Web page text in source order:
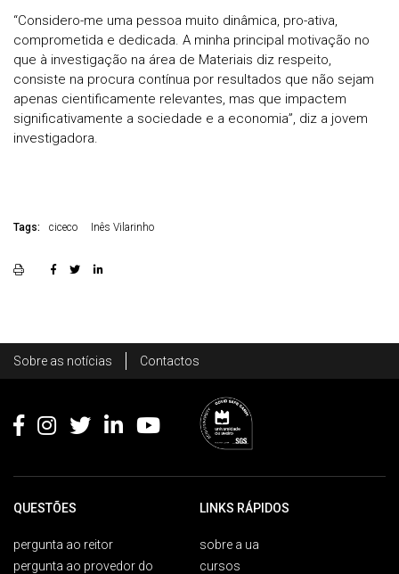
“Considero-me uma pessoa muito dinâmica, pro-ativa,
comprometida e dedicada. A minha principal motivação no
que à investigação na área de Materiais diz respeito,
consiste na procura contínua por resultados que não sejam
apenas cientificamente relevantes, mas que impactem
significativamente a sociedade e a economia”, diz a jovem
investigadora.
Tags: ciceco Inês Vilarinho
Footer
Sobre as notícias Contactos
QUESTÕES
pergunta ao reitor
pergunta ao provedor do
LINKS RÁPIDOS
sobre a ua
cursos